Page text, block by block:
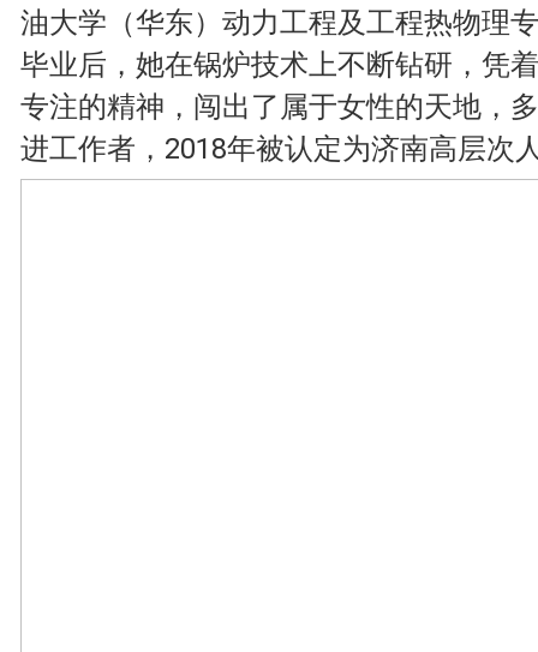
油大学（华东）动力工程及工程热物理
毕业后，她在锅炉技术上不断钻研，凭
专注的精神，闯出了属于女性的天地，
进工作者，2018年被认定为济南高层次